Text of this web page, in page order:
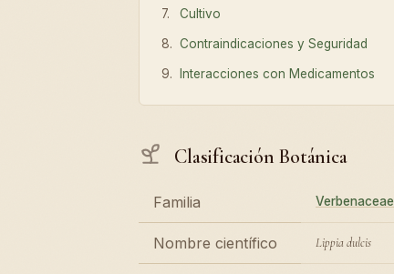
Cultivo
Contraindicaciones y Seguridad
Interacciones con Medicamentos
Clasificación Botánica
Familia Verbenaceae
Nombre científico Lippia dulcis